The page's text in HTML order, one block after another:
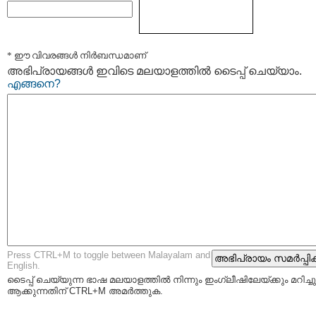
* ഈ വിവരങ്ങള്‍ നിര്‍ബന്ധമാണ്
അഭിപ്രായങ്ങള്‍ ഇവിടെ മലയാളത്തില്‍ ടൈപ്പ് ചെയ്യാം.
എങ്ങനെ?
Press CTRL+M to toggle between Malayalam and
English.
ടൈപ്പ്‌ ചെയ്യുന്ന ഭാഷ മലയാളത്തില്‍ നിന്നും ഇംഗ്ലീഷിലേയ്ക്കും
ആക്കുന്നതിന് CTRL+M അമര്‍ത്തുക.